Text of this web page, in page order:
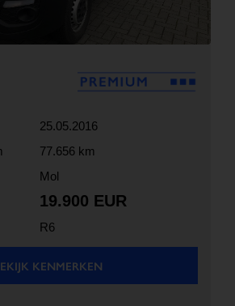
25.05.2016
77.656 km
Mol
19.900 EUR
R6
KENMERKEN